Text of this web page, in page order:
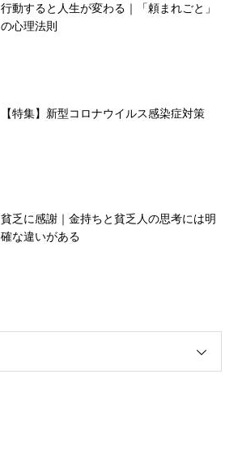
行動すると人生が変わる｜「頼まれごと」
の心理法則
【特集】新型コロナウイルス感染症対策
貧乏に感謝｜金持ちと貧乏人の思考には明
確な違いがある